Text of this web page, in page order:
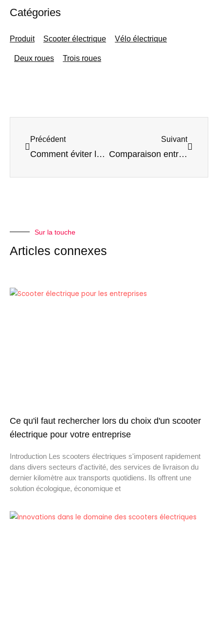
Catégories
Produit Scooter électrique Vélo électrique
Deux roues Trois roues
Précédent
Comment éviter les embouteillages : 7 conseils à suivre
Suivant
Comparaison entre les cyclomoteurs électriques et les motos électriques : lequel convient le mieux à votre entreprise ?
Sur la touche
Articles connexes
Ce qu'il faut rechercher lors du choix d'un scooter
électrique pour votre entreprise
Introduction Les scooters électriques s'imposent rapidement
dans divers secteurs d'activité, des services de livraison du
dernier kilomètre aux transports quotidiens. Ils offrent une
solution écologique, économique et